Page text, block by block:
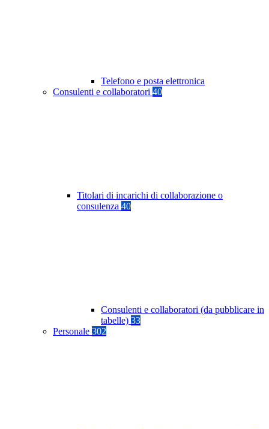
Telefono e posta elettronica
Consulenti e collaboratori 40
Titolari di incarichi di collaborazione o
consulenza 40
Consulenti e collaboratori (da pubblicare in
tabelle) 33
Personale 302